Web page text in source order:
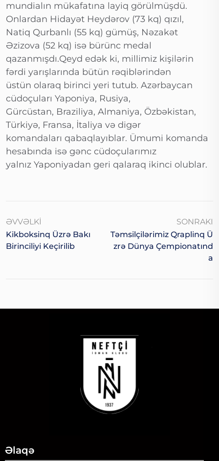
mundialın mükafatına layiq görülmüşdü.
Onlardan Hidayət Heydərov (73 kq) qızıl,
Natiq Qurbanlı (55 kq) gümüş, Nəzakət
Əzizova (52 kq) isə bürünc medal
qazanmışdı.Qeyd edək ki, millimiz kişilərin
fərdi yarışlarında bütün rəqiblərindən
üstün olaraq birinci yeri tutub. Azərbaycan
cüdoçuları Yaponiya, Rusiya,
Gürcüstan, Braziliya, Almaniya, Özbəkistan,
Türkiyə, Fransa, İtaliya və digər
komandaları qabaqlayıblar. Ümumi komanda
hesabında isə gənc cüdoçularımız
yalnız Yaponiyadan geri qalaraq ikinci olublar.
ƏVVƏLKI
Kikboksinq Üzrə Bakı
Birinciliyi Keçirilib
SONRAKI
Təmsilçilərimiz Qraplinq Ü
Zrə Dünya Çempionatınd
A
Əlaqə